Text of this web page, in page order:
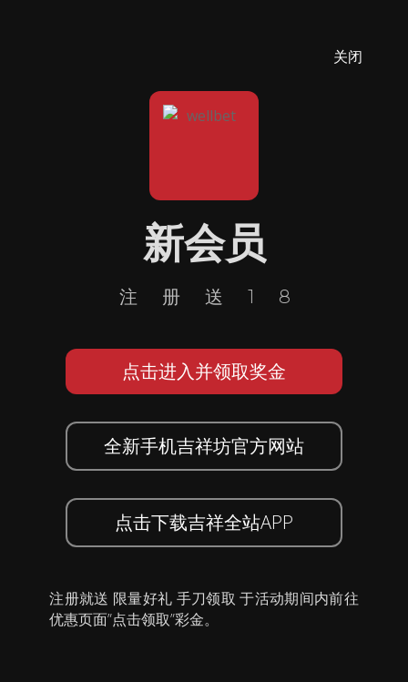
关闭
新会员
注册送18
点击进入并领取奖金
全新手机吉祥坊官方网站
点击下载吉祥全站APP
注册就送 限量好礼 手刀领取 于活动期间内前往
优惠页面”点击领取”彩金。